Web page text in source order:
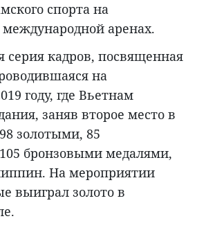
спорта на
аренах.
серия кадров, посвященная
на
году, где Вьетнам
заняв второе место в
золотыми, 85
бронзовыми медалями,
На мероприятии
выиграл золото в